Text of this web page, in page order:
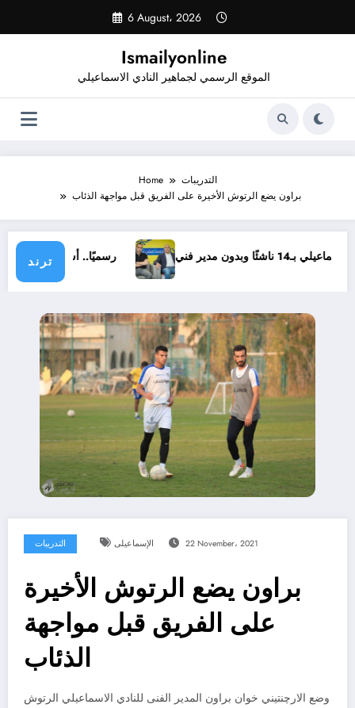
content
6 August، 2026
Ismailyonline
الموقع الرسمي لجماهير النادي الاسماعيلي
Home
التدريبات
براون يضع الرتوش الأخيرة على الفريق قبل مواجهة الذئاب
ترند
رسميًا.. أشرف خضر بـ14 ناشئًا وبدون مدير فني
التدريبات الإسماعيلى 22 November، 2021
براون يضع الرتوش الأخيرة
على الفريق قبل مواجهة
الذئاب
وضع الارچنتيني خوان براون المدير الفنى للنادي الاسماعيلي الرتوش